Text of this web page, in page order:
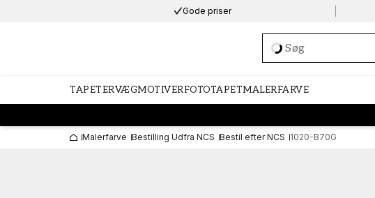
Gode priser
Loading…
TAPETERVÆGMOTIVERFOTOTAPETMALERFARVE
Malerfarve Bestilling Udfra NCS Bestil efter NCS 1020-B70G